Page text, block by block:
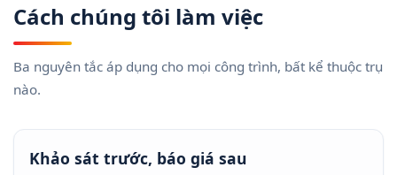
Cách chúng tôi làm việc
Ba nguyên tắc áp dụng cho mọi công trình, bất kể thuộc trụ
nào.
Khảo sát trước, báo giá sau